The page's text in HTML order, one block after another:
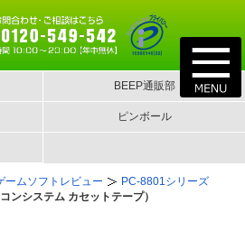
BEEP通販部
ピンボール
ームソフトレビュー
PC-8801シリーズ
ンシステム カセットテープ）